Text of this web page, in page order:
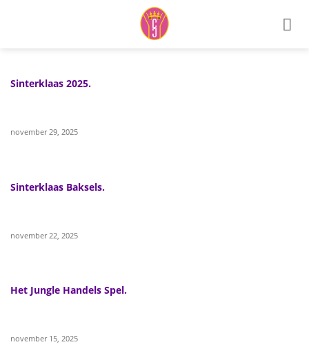
Sinterklaas 2025.
november 29, 2025
Sinterklaas Baksels.
november 22, 2025
Het Jungle Handels Spel.
november 15, 2025